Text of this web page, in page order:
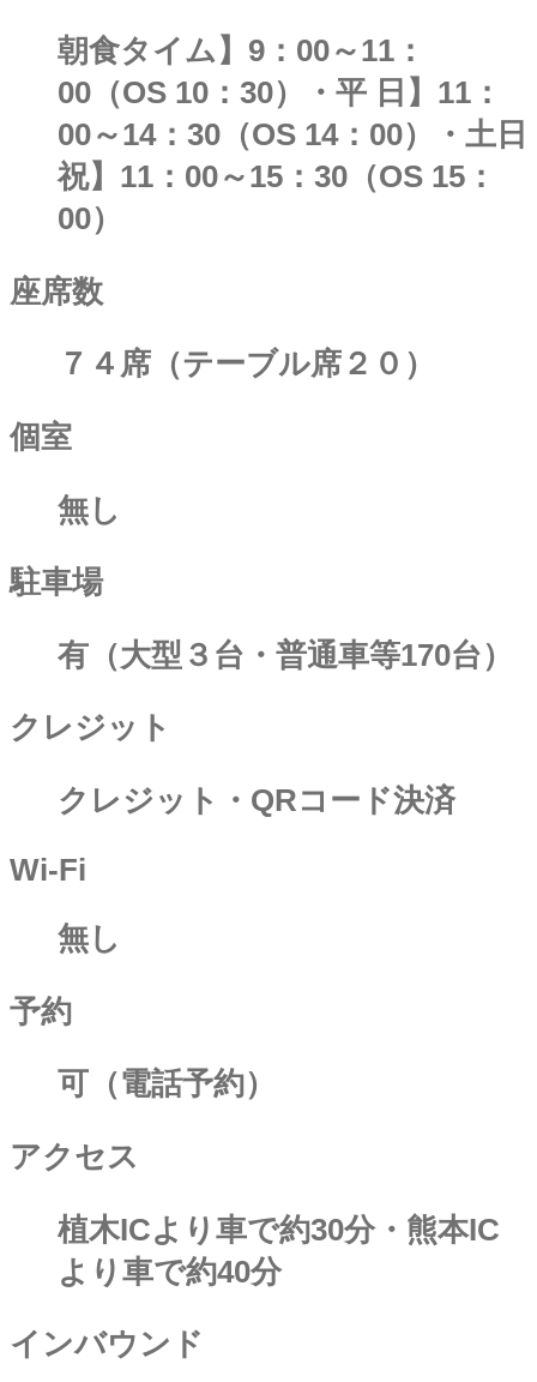
朝食タイム】9：00～11：
00（OS 10：30）・平 日】11：
00～14：30（OS 14：00）・土日
祝】11：00～15：30（OS 15：
00）
座席数
７４席（テーブル席２０）
個室
無し
駐車場
有（大型３台・普通車等170台）
クレジット
クレジット・QRコード決済
Wi-Fi
無し
予約
可（電話予約）
アクセス
植木ICより車で約30分・熊本IC
より車で約40分
インバウンド